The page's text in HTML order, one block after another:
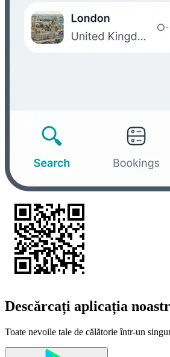
Descărcați aplicația
Toate nevoile tale de călătorie într-un